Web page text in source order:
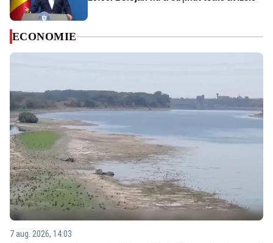
ECONOMIE
7 aug. 2026, 14:03